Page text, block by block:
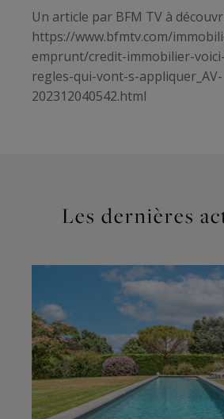
Un article par BFM TV à
https://www.bfmtv.com/
emprunt/credit-immobilier-
regles-qui-vont-s-appliquer_AV-
202312040542.html
Les dernières